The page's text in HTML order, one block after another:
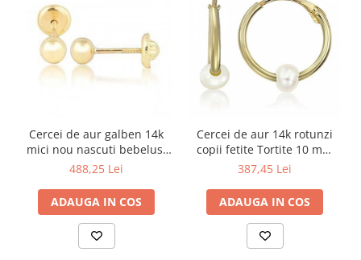
Cercei de aur galben 14k
mici nou nascuti bebelusi
Bilute 4mm
488,25 Lei
ADAUGA IN COS
Cercei de aur 14k rotunzi
copii fetite Tortite 10 mm
perluta
387,45 Lei
ADAUGA IN COS